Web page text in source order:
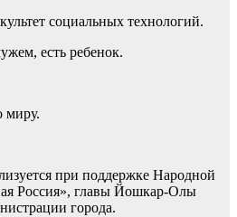
социальных технологий.
есть ребенок.
миру.
при поддержке Народной
Россия», главы Йошкар-Олы
города.